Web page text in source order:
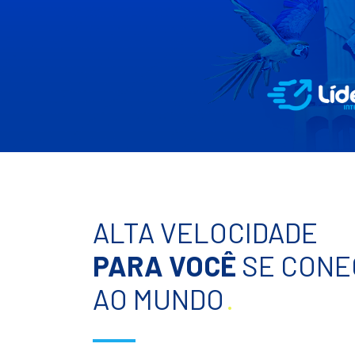
ALTA VELOCIDADE
PARA VOCÊ SE
AO MUNDO.